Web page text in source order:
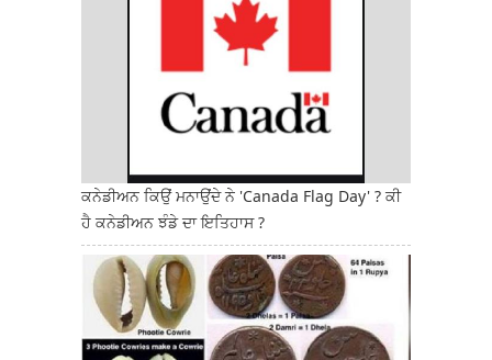
ਕਨੇਡੀਅਨ ਕਿਉਂ ਮਨਾਉਂਦੇ ਨੇ 'Canada Flag Day' ? ਕੀ
ਹੈ ਕਨੇਡੀਅਨ ਝੰਡੇ ਦਾ ਇਤਿਹਾਸ ?